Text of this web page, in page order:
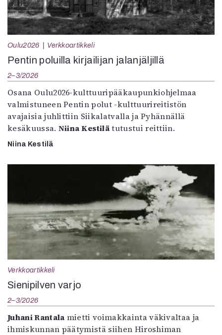
Oulu2026 Verkkoartikkeli
Pentin poluilla kirjailijan jalanjäljillä
2–3/2026
Osana Oulu2026-kulttuuripääkaupunkiohjelmaa
valmistuneen Pentin polut -kulttuurireitistön
avajaisia juhlittiin Siikalatvalla ja Pyhännällä
kesäkuussa. Niina Kestilätutustui reittiin.
Niina Kestilä
Verkkoartikkeli
Sienipilven varjo
2–3/2026
Juhani Rantala mietti voimakkainta väkivaltaa ja
ihmiskunnan päätymistä siihen Hiroshiman